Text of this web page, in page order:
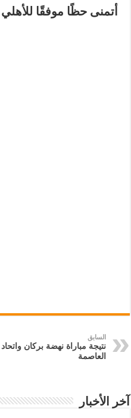
أتمنى حظًا موفقًا
السابق
نتيجة مباراة نهضة بركان واتحاد
العاصمة
آخر الأخبار